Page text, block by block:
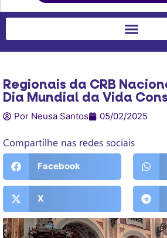
Regionais da CRB
Dia Mundial da Vida
Por Neusa Santos 05/02/2025
Compartilhe nas redes sociais
Facebook
X